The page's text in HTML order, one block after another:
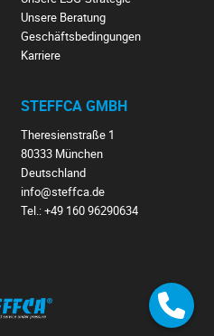
Unsere Beratung
Geschäftsbedingungen
Karriere
STEFFCA GMBH
Theresienstraße 1
80333 München
Deutschland
info@steffca.de
Tel.:+49 160 96290634